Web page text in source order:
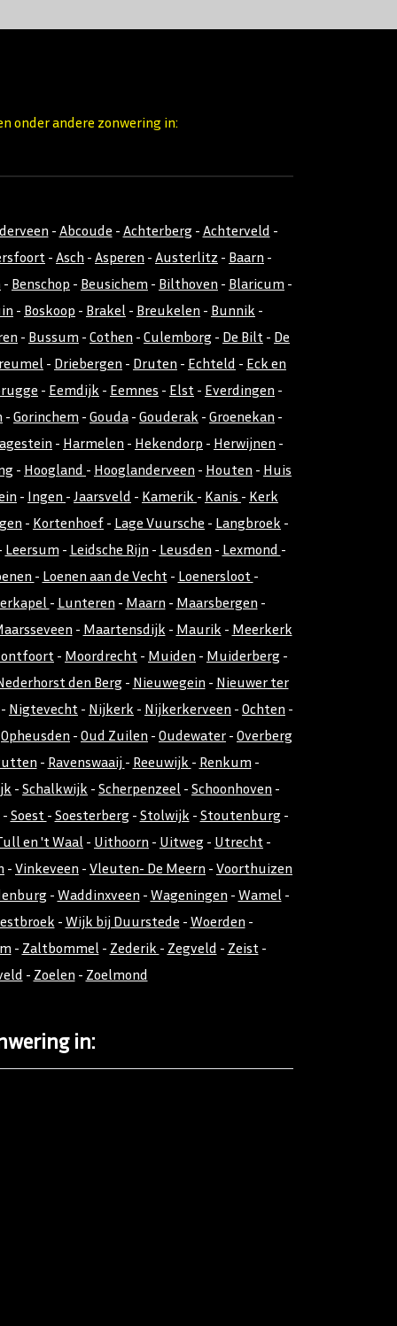
onder andere zonwering in:
- Abcoude - Achterberg - Achterveld -
- Asch - Asperen - Austerlitz - Baarn -
- Benschop - Beusichem - Bilthoven - Blaricum -
- Boskoop - Brakel - Breukelen - Bunnik -
- Bussum - Cothen - Culemborg - De Bilt - De
- Driebergen - Druten - Echteld - Eck en
- Eemdijk - Eemnes - Elst - Everdingen -
- Gorinchem - Gouda - Gouderak - Groenekan -
- Harmelen - Hekendorp - Herwijnen -
- Hoogland - Hooglanderveen - Houten - Huis
- Ingen - Jaarsveld - Kamerik - Kanis - Kerk
- Kortenhoef - Lage Vuursche - Langbroek -
Leersum - Leidsche Rijn - Leusden - Lexmond -
- Loenen aan de Vecht - Loenersloot -
- Lunteren - Maarn - Maarsbergen -
- Maartensdijk - Maurik - Meerkerk
- Moordrecht - Muiden - Muiderberg -
den Berg - Nieuwegein - Nieuwer ter
Nigtevecht - Nijkerk - Nijkerkerveen - Ochten -
Opheusden - Oud Zuilen - Oudewater - Overberg
- Ravenswaaij - Reeuwijk - Renkum -
- Schalkwijk - Scherpenzeel - Schoonhoven -
- Soest - Soesterberg - Stolwijk - Stoutenburg -
en 't Waal - Uithoorn - Uitweg - Utrecht -
- Vinkeveen - Vleuten- De Meern - Voorthuizen
- Waddinxveen - Wageningen - Wamel -
- Wijk bij Duurstede - Woerden -
- Zaltbommel - Zederik - Zegveld - Zeist -
- Zoelen - Zoelmond
in: